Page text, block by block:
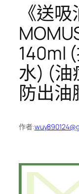
《送吸
140ml
水) (油
防出油
作者: